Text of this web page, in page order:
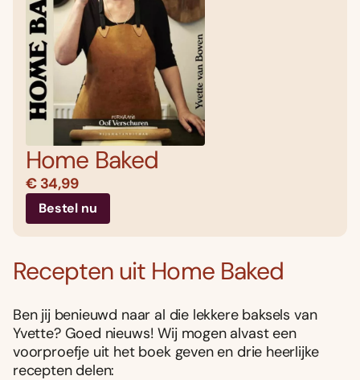
Home Baked
€ 34,99
Bestel nu
Recepten uit Home Baked
Ben jij benieuwd naar al die lekkere baksels van
Yvette? Goed nieuws! Wij mogen alvast een
voorproefje uit het boek geven en drie heerlijke
recepten delen: